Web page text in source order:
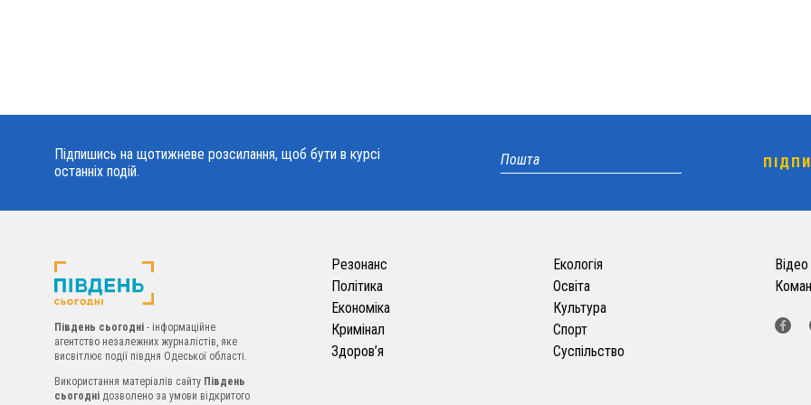
Підпишись на щотижневе розсилання, щоб бути в курсі
останніх подій.
Південь сьогодні - інформаційне
агентство незалежних журналістів, яке
висвітлює події півдня Одеської області.
Використання матеріалів сайту Південь
сьогодні дозволено за умови відкритого
Резонанс
Політика
Економіка
Кримінал
Здоров’я
Екологія
Освіта
Культура
Спорт
Суспільство
Відео